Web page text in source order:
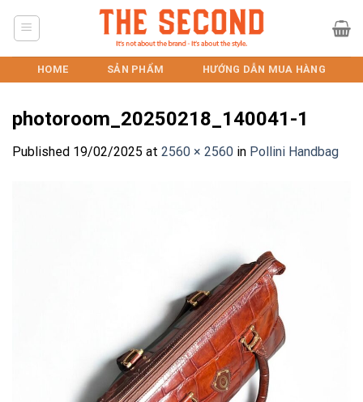
HOME SẢN PHẨM HƯỚNG DẪN MUA HÀNG
photoroom_20250218_140041-1
Published 19/02/2025 at 2560 × 2560 in Pollini Handbag